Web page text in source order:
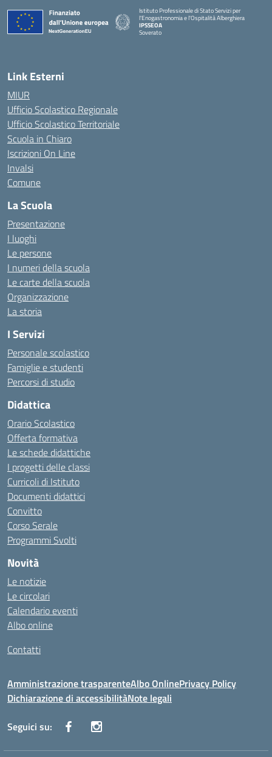
Istituto Professionale di Stato Servizi per
l'Enogastronomia e l'Ospitalità Alberghiera
IPSSEOA
Soverato
Link Esterni
MIUR
Ufficio Scolastico Regionale
Ufficio Scolastico Territoriale
Scuola in Chiaro
Iscrizioni On Line
Invalsi
Comune
La Scuola
Presentazione
I luoghi
Le persone
I numeri della scuola
Le carte della scuola
Organizzazione
La storia
I Servizi
Personale scolastico
Famiglie e studenti
Percorsi di studio
Didattica
Orario Scolastico
Offerta formativa
Le schede didattiche
I progetti delle classi
Curricoli di Istituto
Documenti didattici
Convitto
Corso Serale
Programmi Svolti
Novità
Le notizie
Le circolari
Calendario eventi
Albo online
Contatti
Amministrazione trasparenteAlbo OnlinePrivacy Policy
Dichiarazione di accessibilitàNote legali
Seguici su: